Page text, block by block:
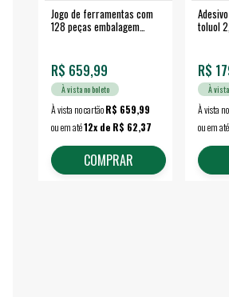
Jogo de ferramentas com
128 peças embalagem
R$ 659,99
À vista no boleto
À vista no cartãoR$ 659,99
ou em até12x de R$ 62,37
COMPRAR
toluol
R$
À
À vista
ou em até